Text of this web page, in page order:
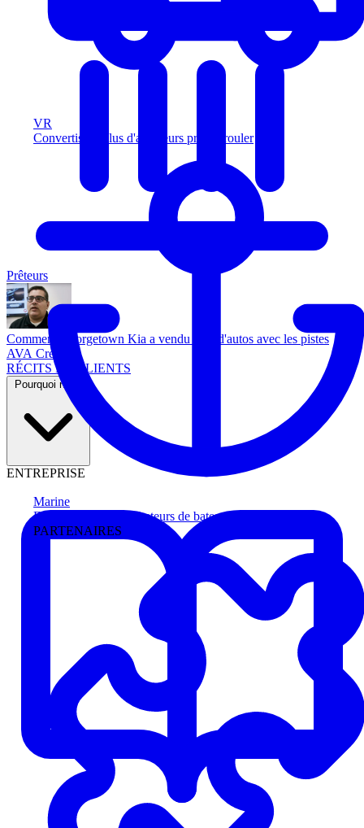
VR
Convertissez plus d'acheteurs prêts à rouler
Marine
Faites avancer les acheteurs de bateau
PARTENAIRES
Prêteurs
Comment Georgetown Kia a vendu plus d'autos avec les pistes
AVA Credit
RÉCITS DE CLIENTS
Pourquoi nous
ENTREPRISE